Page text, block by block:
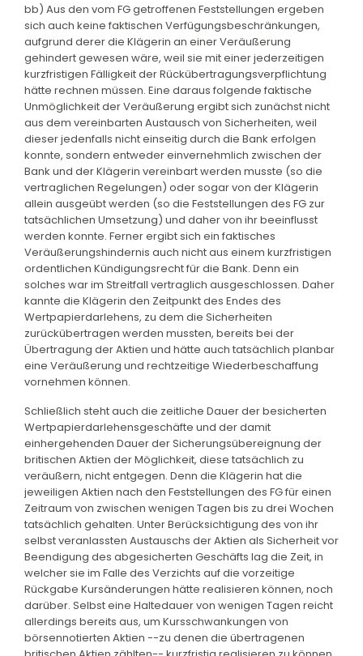
bb) Aus den vom FG getroffenen Feststellungen ergeben
sich auch keine faktischen Verfügungsbeschränkungen,
aufgrund derer die Klägerin an einer Veräußerung
gehindert gewesen wäre, weil sie mit einer jederzeitigen
kurzfristigen Fälligkeit der Rückübertragungsverpflichtung
hätte rechnen müssen. Eine daraus folgende faktische
Unmöglichkeit der Veräußerung ergibt sich zunächst nicht
aus dem vereinbarten Austausch von Sicherheiten, weil
dieser jedenfalls nicht einseitig durch die Bank erfolgen
konnte, sondern entweder einvernehmlich zwischen der
Bank und der Klägerin vereinbart werden musste (so die
vertraglichen Regelungen) oder sogar von der Klägerin
allein ausgeübt werden (so die Feststellungen des FG zur
tatsächlichen Umsetzung) und daher von ihr beeinflusst
werden konnte. Ferner ergibt sich ein faktisches
Veräußerungshindernis auch nicht aus einem kurzfristigen
ordentlichen Kündigungsrecht für die Bank. Denn ein
solches war im Streitfall vertraglich ausgeschlossen. Daher
kannte die Klägerin den Zeitpunkt des Endes des
Wertpapierdarlehens, zu dem die Sicherheiten
zurückübertragen werden mussten, bereits bei der
Übertragung der Aktien und hätte auch tatsächlich planbar
eine Veräußerung und rechtzeitige Wiederbeschaffung
vornehmen können.
Schließlich steht auch die zeitliche Dauer der besicherten
Wertpapierdarlehensgeschäfte und der damit
einhergehenden Dauer der Sicherungsübereignung der
britischen Aktien der Möglichkeit, diese tatsächlich zu
veräußern, nicht entgegen. Denn die Klägerin hat die
jeweiligen Aktien nach den Feststellungen des FG für einen
Zeitraum von zwischen wenigen Tagen bis zu drei Wochen
tatsächlich gehalten. Unter Berücksichtigung des von ihr
selbst veranlassten Austauschs der Aktien als Sicherheit vor
Beendigung des abgesicherten Geschäfts lag die Zeit, in
welcher sie im Falle des Verzichts auf die vorzeitige
Rückgabe Kursänderungen hätte realisieren können, noch
darüber. Selbst eine Haltedauer von wenigen Tagen reicht
allerdings bereits aus, um Kursschwankungen von
börsennotierten Aktien --zu denen die übertragenen